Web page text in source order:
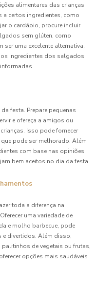
alimentares das crianças
certos ingredientes, como
o cardápio, procure incluir
sem glúten, como
ser uma excelente alternativa.
ingredientes dos salgados
festa. Prepare pequenas
e ofereça a amigos ou
Isso pode fornecer
pode ser melhorado. Além
com base nas opiniões
bem aceitos no dia da festa.
toda a diferença na
uma variedade de
e molho barbecue, pode
divertidos. Além disso,
de vegetais ou frutas,
opções mais saudáveis